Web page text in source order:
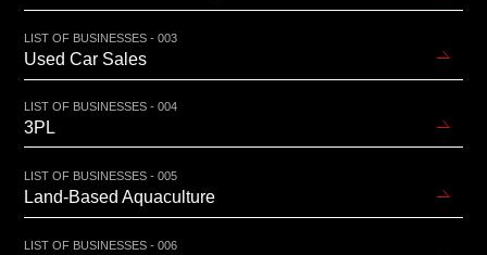
LIST OF BUSINESSES - 003
Used Car Sales
LIST OF BUSINESSES - 004
3PL
LIST OF BUSINESSES - 005
Land-Based Aquaculture
LIST OF BUSINESSES - 006